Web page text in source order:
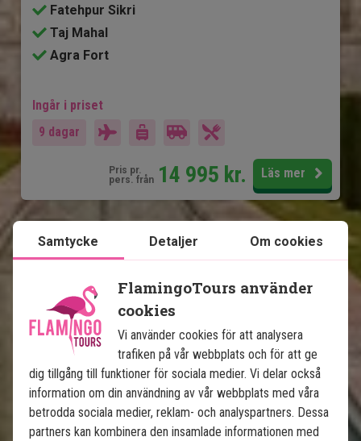
Fatehpur Sikri
Taj Mahal
Agra Fort
Ingår i priset
9 dagar
Pris pr.
pers. från 14 995 kr. Läs mer
Indien
Se karta
Indiens gyllene triangel med
tigersafari
Samtycke Detaljer Om cookies
FlamingoTours använder
cookies
Vi använder cookies för att analysera
trafiken på vår webbplats och för att ge
dig tillgång till funktioner för sociala medier. Vi delar också
information om din användning av vår webbplats med våra
betrodda sociala medier, reklam- och analyspartners. Dessa
partners kan kombinera den insamlade informationen med